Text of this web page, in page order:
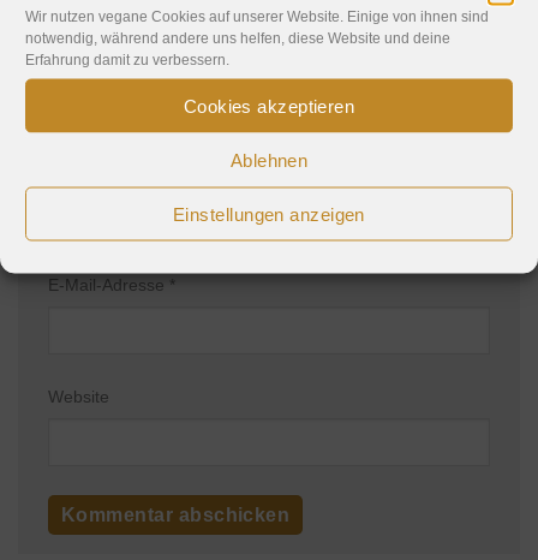
Wir nutzen vegane Cookies auf unserer Website. Einige von ihnen sind
notwendig, während andere uns helfen, diese Website und deine
Erfahrung damit zu verbessern.
Cookies akzeptieren
Ablehnen
Einstellungen anzeigen
E-Mail-Adresse *
Website